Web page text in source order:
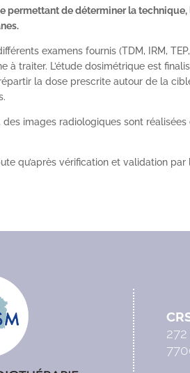
permettant de déterminer la technique,
examens fournis (TDM, IRM,
à traiter. L’étude dosimétrique est
la dose prescrite autour de la
images radiologiques sont
qu’après vérification et validation par